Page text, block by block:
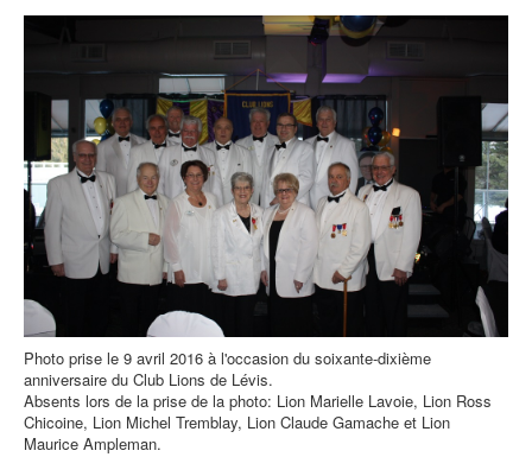
Photo prise le 9 avril 2016 à l'occasion du soixante-dixième
anniversaire du Club Lions de Lévis.
Absents lors de la prise de la photo: Lion Marielle Lavoie, Lion Ross
Chicoine, Lion Michel Tremblay, Lion Claude Gamache et Lion
Maurice Ampleman.